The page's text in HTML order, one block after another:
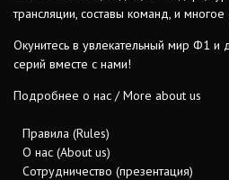
трансляции, составы команд, и многое
Окунитесь в увлекательный мир Ф1 и
серий вместе с нами!
Подробнее о нас / More about us
Правила (Rules)
О нас (About us)
Сотрудничество (презентация)